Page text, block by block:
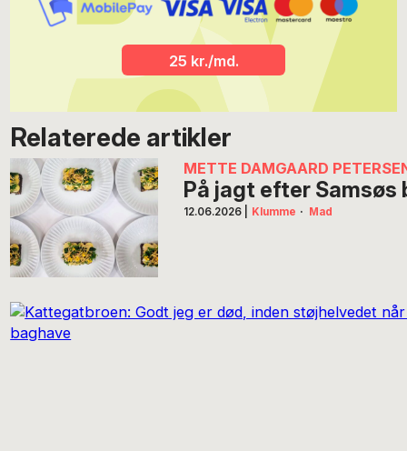
25 kr./md.
Relaterede artikler
METTE DAMGAARD
På jagt efter
12.06.2026 Klumme · Mad